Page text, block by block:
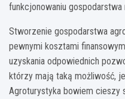
funkcjonowaniu gospodarstwa
Stworzenie gospodarstwa
pewnymi kosztami
uzyskania odpowiednich
którzy mają taką możliwość,
Agroturystyka bowiem cieszy